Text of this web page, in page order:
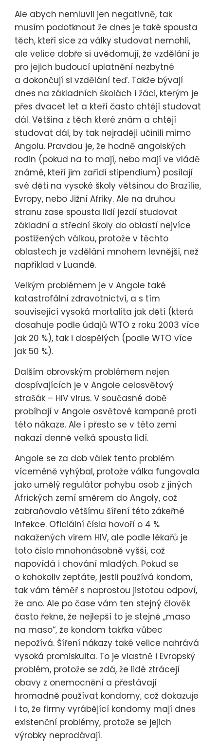
Ale abych nemluvil jen negativně, tak
musím podotknout že dnes je také spousta
těch, kteří sice za války studovat nemohli,
ale velice dobře si uvědomují, že vzdělání je
pro jejich budoucí uplatnění nezbytné
a dokončují si vzdělání teď. Takže bývají
dnes na základních školách i žáci, kterým je
přes dvacet let a kteří často chtějí studovat
dál. Většina z těch které znám a chtějí
studovat dál, by tak nejraději učinili mimo
Angolu. Pravdou je, že hodně angolských
rodin (pokud na to mají, nebo mají ve vládě
známé, kteří jim zařídí stipendium) posílají
své děti na vysoké školy většinou do Brazílie,
Evropy, nebo Jižní Afriky. Ale na druhou
stranu zase spousta lidí jezdí studovat
základní a střední školy do oblastí nejvíce
postižených válkou, protože v těchto
oblastech je vzdělání mnohem levnější, než
například v Luandě.
Velkým problémem je v Angole také
katastrofální zdravotnictví, a s tím
související vysoká mortalita jak dětí (která
dosahuje podle údajů WTO z roku 2003 více
jak 20 %), tak i dospělých (podle WTO více
jak 50 %).
Dalším obrovským problémem nejen
dospívajících je v Angole celosvětový
strašák – HIV virus. V současné době
probíhají v Angole osvětové kampaně proti
této nákaze. Ale i přesto se v této zemi
nakazí denně velká spousta lidí.
Angole se za dob válek tento problém
víceméně vyhýbal, protože válka fungovala
jako umělý regulátor pohybu osob z jiných
Afrických zemí směrem do Angoly, což
zabraňovalo většímu šíření této zákeřné
infekce. Oficiální čísla hovoří o 4 %
nakažených virem HIV, ale podle lékařů je
toto číslo mnohonásobně vyšší, což
napovídá i chování mladých. Pokud se
o kohokoliv zeptáte, jestli používá kondom,
tak vám téměř s naprostou jistotou odpoví,
že ano. Ale po čase vám ten stejný člověk
často řekne, že nejlepší to je stejně „maso
na maso“, že kondom takřka vůbec
nepožívá. Šíření nákazy také velice nahrává
vysoká promiskuita. To je vlastně i Evropský
problém, protože se zdá, že lidé ztrácejí
obavy z onemocnění a přestávají
hromadně používat kondomy, což dokazuje
i to, že firmy vyrábějící kondomy mají dnes
existenční problémy, protože se jejich
výrobky neprodávají.